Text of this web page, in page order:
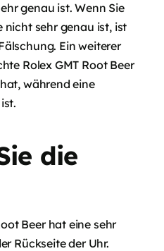
genau ist. Wenn Sie
nicht sehr genau ist, ist
Ein weiterer
Rolex GMT Root Beer
während eine
die
Beer hat eine sehr
Rückseite der Uhr.